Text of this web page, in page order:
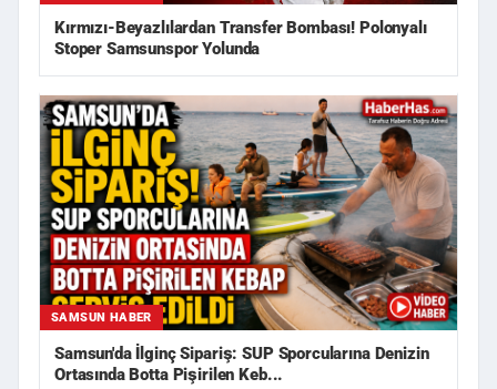
Kırmızı-Beyazlılardan Transfer Bombası! Polonyalı
Stoper Samsunspor Yolunda
SAMSUN HABER
Samsun'da İlginç Sipariş: SUP Sporcularına Denizin
Ortasında Botta Pişirilen Keb...